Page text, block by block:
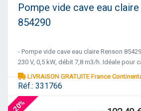
Réf.: 331766
Pompe vide cave eau claire
854290
- Pompe vide cave eau claire Renson
230 V, 0,5 kW, débit 7,8 m3/h. Idéale pour
LIVRAISON GRATUITE France
-20%